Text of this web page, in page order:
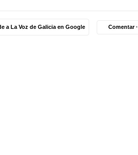
a La Voz de Galicia en Google Comentar ·